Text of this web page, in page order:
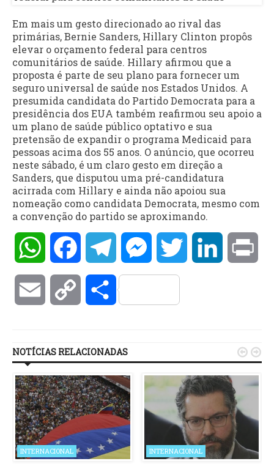
Em mais um gesto direcionado ao rival das
primárias, Bernie Sanders, Hillary Clinton propôs
elevar o orçamento federal para centros
comunitários de saúde. Hillary afirmou que a
proposta é parte de seu plano para fornecer um
seguro universal de saúde nos Estados Unidos. A
presumida candidata do Partido Democrata para a
presidência dos EUA também reafirmou seu apoio a
um plano de saúde público optativo e sua
pretensão de expandir o programa Medicaid para
pessoas acima dos 55 anos. O anúncio, que ocorreu
neste sábado, é um claro gesto em direção a
Sanders, que disputou uma pré-candidatura
acirrada com Hillary e ainda não apoiou sua
nomeação como candidata Democrata, mesmo com
a convenção do partido se aproximando.
WhatsAppFacebookTelegramMessengerTwitter LinkedIn
Email Copy Compartilhar
NOTÍCIAS RELACIONADAS
INTERNACIONAL INTERNACIONAL
 